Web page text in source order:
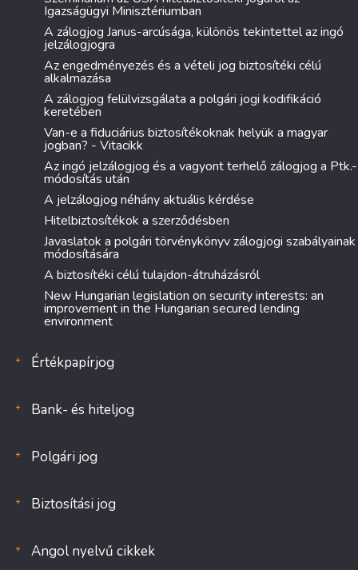
Igazságügyi Minisztériumban
A zálogjog Janus-arcúsága, különös tekintettel az ingó
jelzálogjogra
Az engedményezés és a vételi jog biztosítéki célú
alkalmazása
A zálogjog felülvizsgálata a polgári jogi kodifikáció
keretében
Van-e a fiduciárius biztosítékoknak helyük a magyar
jogban? - Vitacikk
Az ingó jelzálogjog és a vagyont terhelő zálogjog a Ptk.-
módosítás után
A jelzálogjog néhány aktuális kérdése
Hitelbiztosítékok a szerződésben
Javaslatok a polgári törvénykönyv zálogjogi szabályainak
módosítására
A biztosítéki célú tulajdon-átruházásról
New Hungarian legislation on security interests: an
improvement in the Hungarian secured lending
environment
Értékpapírjog
Bank- és hiteljog
Polgári jog
Biztosítási jog
Angol nyelvű cikkek